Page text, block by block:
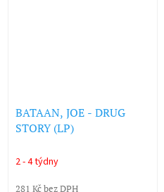
BATAAN, JOE - DRUG
STORY (LP)
2 - 4 týdny
281 Kč bez DPH